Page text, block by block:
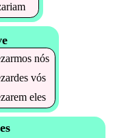
nós
vós
eles